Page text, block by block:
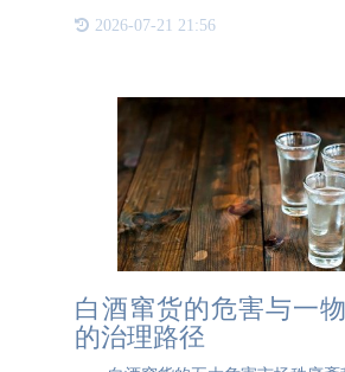
产地、养殖、加工、运输到销售等全
2026-07-21 21:56
白酒窜货的危害与一
的治理路径